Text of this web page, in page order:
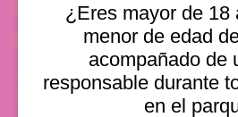
¿Eres mayor de 18
menor de edad
acompañado de
responsable durante
en el
Valparaíso, Chile
Otras fechas
mié, 12 ago, 10:00
mié, 12 ago, 11:00
mié, 12 ago, 12:00